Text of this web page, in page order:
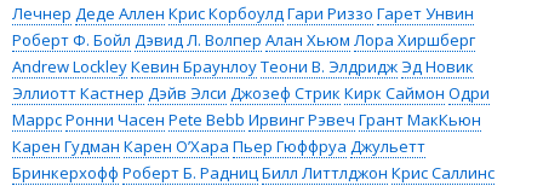
Лечнер Деде Аллен Крис КорбоулдГари Риззо Гарет Унвин
Роберт Ф. Бойл Дэвид Л. Волпер Алан Хьюм Лора Хиршберг
Andrew LockleyКевин БраунлоуТеони В. ЭлдриджЭд Новик
Эллиотт Кастнер Дэйв Элси Джозеф Стрик Кирк Саймон Одри
МаррсРонни Часен Pete Bebb Ирвинг Рэвеч Грант МакКьюн
Карен Гудман Карен О’Хара Пьер Гюффруа Джульетт
Бринкерхофф Роберт Б. РадницБилл Литтлджон Крис Саллинс